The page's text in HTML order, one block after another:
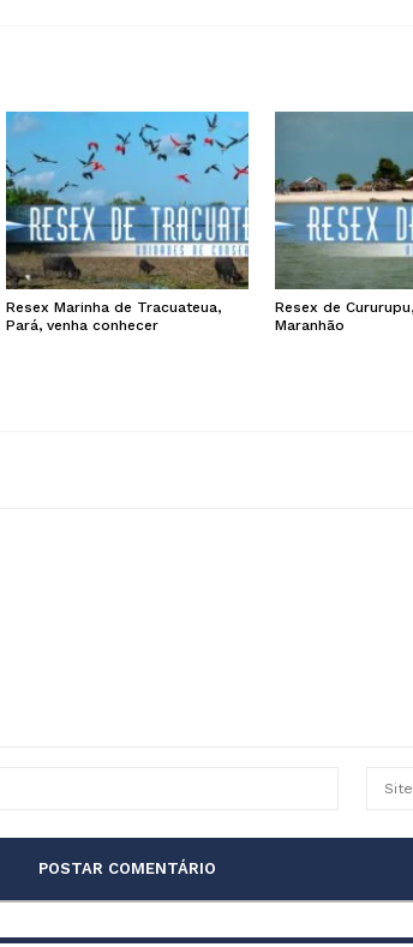
Resex Marinha de Tracuateua,
Pará, venha conhecer
Resex de
Maranhão